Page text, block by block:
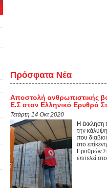
Πρόσφατα Νέα
Αποστολή ανθρωπιστικής
Ε.Σ στον Ελληνικό Ερυθρό
Τετάρτη 14 Οκτ 2020
Η έκκληση
την
που
στο
Ερυθρών
επιτελεί